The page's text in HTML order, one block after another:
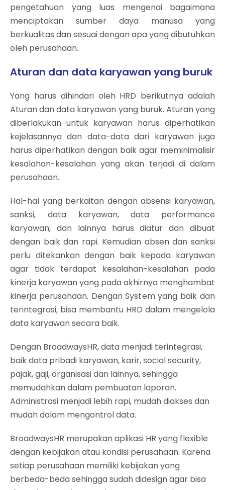
pengetahuan yang luas mengenai bagaimana
menciptakan sumber daya manusa yang
berkualitas dan sesuai dengan apa yang dibutuhkan
oleh perusahaan.
Aturan dan data karyawan yang buruk
Yang harus dihindari oleh HRD berikutnya adalah
Aturan dan data karyawan yang buruk. Aturan yang
diberlakukan untuk karyawan harus diperhatikan
kejelasannya dan data-data dari karyawan juga
harus diperhatikan dengan baik agar meminimalisir
kesalahan-kesalahan yang akan terjadi di dalam
perusahaan.
Hal-hal yang berkaitan dengan absensi karyawan,
sanksi, data karyawan, data performance
karyawan, dan lainnya harus diatur dan dibuat
dengan baik dan rapi. Kemudian absen dan sanksi
perlu ditekankan dengan baik kepada karyawan
agar tidak terdapat kesalahan-kesalahan pada
kinerja karyawan yang pada akhirnya menghambat
kinerja perusahaan. Dengan System yang baik dan
terintegrasi, bisa membantu HRD dalam mengelola
data karyawan secara baik.
Dengan BroadwaysHR, data menjadi terintegrasi,
baik data pribadi karyawan, karir, social security,
pajak, gaji, organisasi dan lainnya, sehingga
memudahkan dalam pembuatan laporan.
Administrasi menjadi lebih rapi, mudah diakses dan
mudah dalam mengontrol data.
BroadwaysHR merupakan aplikasi HR yang flexible
dengan kebijakan atau kondisi perusahaan. Karena
setiap perusahaan memiliki kebijakan yang
berbeda-beda sehingga sudah didesign agar bisa